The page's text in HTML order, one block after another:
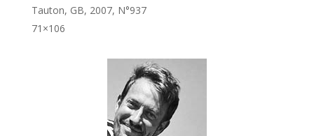
Tauton, GB, 2007, N°937
71×106